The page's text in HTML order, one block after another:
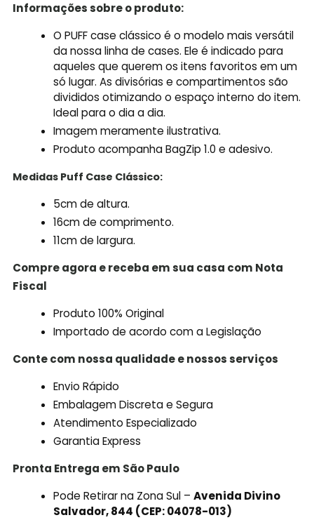
Informações sobre o produto:
O PUFF case clássico é o modelo mais versátil
da nossa linha de cases. Ele é indicado para
aqueles que querem os itens favoritos em um
só lugar. As divisórias e compartimentos são
divididos otimizando o espaço interno do item.
Ideal para o dia a dia.
Imagem meramente ilustrativa.
Produto acompanha BagZip 1.0 e adesivo.
Medidas Puff Case Clássico:
5cm de altura.
16cm de comprimento.
11cm de largura.
Compre agora e receba em sua casa com Nota
Fiscal
Produto 100% Original
Importado de acordo com a Legislação
Conte com nossa qualidade e nossos serviços
Envio Rápido
Embalagem Discreta e Segura
Atendimento Especializado
Garantia Express
Pronta Entrega em São Paulo
Pode Retirar na Zona Sul –Avenida Divino
Salvador, 844 (CEP: 04078-013)